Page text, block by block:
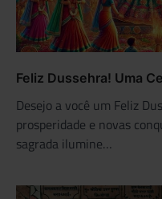
Feliz Dussehra! Uma
Desejo a você um Feliz
prosperidade e novas
sagrada ilumine…